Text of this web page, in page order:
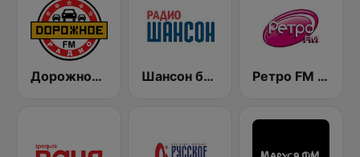
Дорожное Радио (Dorojnoe Radio) Шансон без цензуры (Shanson bez cenzury) Ретро FM (Retro FM)